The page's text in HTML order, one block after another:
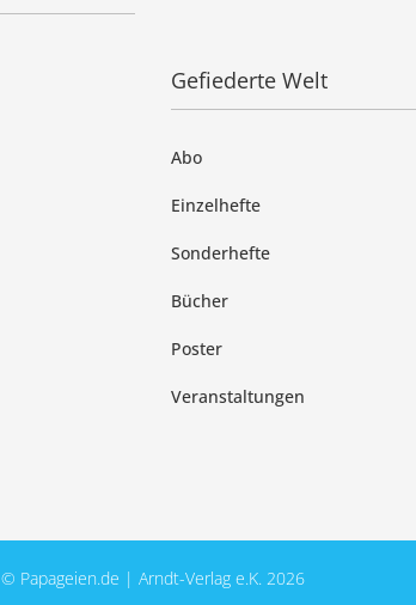
Gefiederte Welt
Abo
Einzelhefte
Sonderhefte
Bücher
Poster
Veranstaltungen
© Papageien.de | Arndt-Verlag e.K. 2026